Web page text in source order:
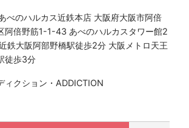
期間あり
は経験・スキルにより決定いたします
記の場合は、割増した時給をお支払いしま
べのハルカス近鉄本店 大阪府大阪市阿倍
阿倍野筋1-1-43 あべのハルカスタワー館2
鉄大阪阿部野橋駅徒歩2分 大阪メトロ天王
徒歩3分
ィクション・ADDICTION